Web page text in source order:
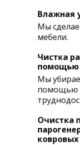
Влажная
Мы
мебели.
Чистка
помощью
Мы
помощью
Очистка